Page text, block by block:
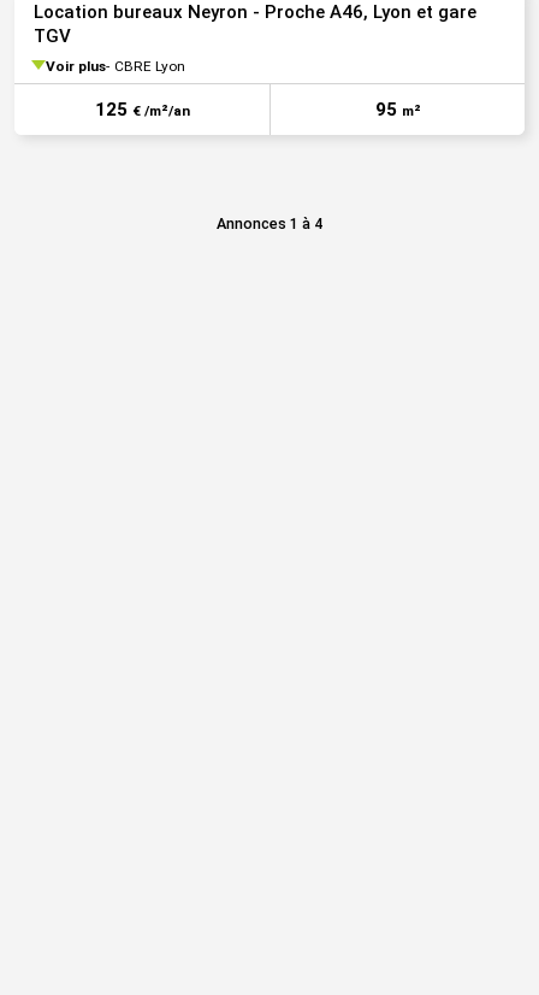
Location bureaux Neyron - Proche A46, Lyon et gare
TGV
Voir plus CBRE Lyon
125 € /m²/an 95 m²
Annonces 1 à 4